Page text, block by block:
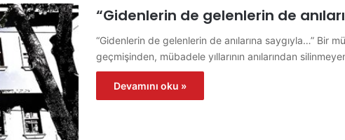
“Gidenlerin de gelenlerin de
“Gidenlerin de gelenlerin de anılarına saygıyla…” Bir
geçmişinden, mübadele yıllarının anılarından
Devamını oku »